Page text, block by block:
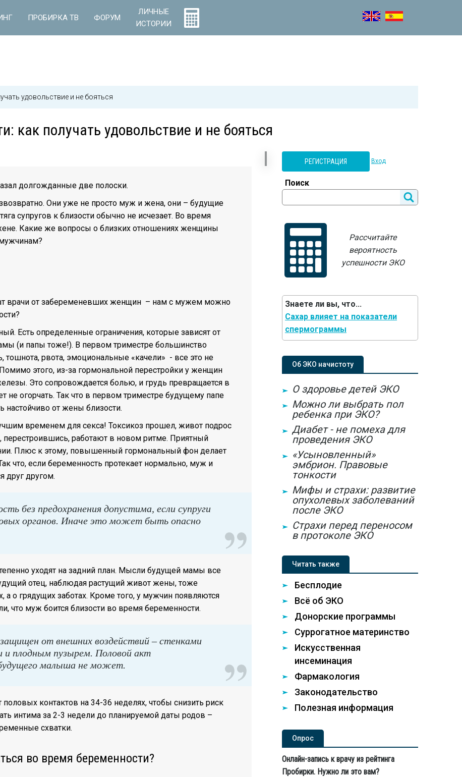
ПРОБИРКА ТВ ФОРУМ
ЛИЧНЫЕ
ИСТОРИИ
удовольствие и не бояться
как получать удовольствие и не бояться
долгожданные две полоски.
Они уже не просто муж и жена, они – будущие
супругов к близости обычно не исчезает. Во время
Какие же вопросы о близких отношениях женщины
врачи от забеременевших женщин – нам с мужем можно
Есть определенные ограничения, которые зависят от
(и папы тоже!). В первом триместре большинство
тошнота, рвота, эмоциональные «качели» - все это не
этого, из-за гормональной перестройки у женщин
Это сопровождается болью, и грудь превращается в
не огорчать. Так что в первом триместре будущему папе
настойчиво от жены близости.
временем для секса! Токсикоз прошел, живот подрос
перестроившись, работают в новом ритме. Приятный
Плюс к этому, повышенный гормональный фон делает
что, если беременность протекает нормально, муж и
друг другом.
без предохранения допустима, если супруги
органов. Иначе это может быть опасно
уходят на задний план. Мысли будущей мамы все
отец, наблюдая растущий живот жены, тоже
а о грядущих заботах. Кроме того, у мужчин появляются
что муж боится близости во время беременности.
от внешних воздействий – стенками
и плодным пузырем. Половой акт
малыша не может.
контактов на 34-36 неделях, чтобы снизить риск
интима за 2-3 недели до планируемой даты родов –
схватки.
во время беременности?
РЕГИСТРАЦИЯ Вход
Поиск
Рассчитайте
вероятность
успешности ЭКО
Знаете ли вы, что...
Сахар влияет на показатели
спермограммы
Об ЭКО начистоту
О здоровье детей ЭКО
Можно ли выбрать пол
ребенка при ЭКО?
Диабет - не помеха для
проведения ЭКО
«Усыновленный»
эмбрион. Правовые
тонкости
Мифы и страхи: развитие
опухолевых заболеваний
после ЭКО
Страхи перед переносом
в протоколе ЭКО
Читать также
Бесплодие
Всё об ЭКО
Донорские программы
Суррогатное материнство
Искусственная
инсеминация
Фармакология
Законодательство
Полезная информация
Опроc
Онлайн-запись к врачу из рейтинга
Пробирки. Нужно ли это вам?